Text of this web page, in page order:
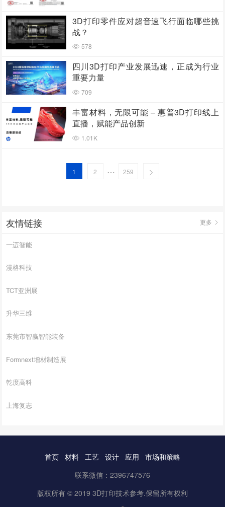
3D打印零件应对超音速飞行面临哪些挑
战？
578
四川3D打印产业发展迅速，正成为行业
重要力量
709
丰富材料，无限可能 – 惠普3D打印线上
直播，赋能产品创新
1.01K
1 2 … 259
友情链接 更多
一迈智能
漫格科技
TCT亚洲展
升华三维
东莞市智赢智能装备
Formnext增材制造展
乾度高科
上海复志
首页 材料 工艺 设计 应用
市场和策略
联系微信：2396747576
版权所有 © 2019 3D打印技术参考.保留所有权利